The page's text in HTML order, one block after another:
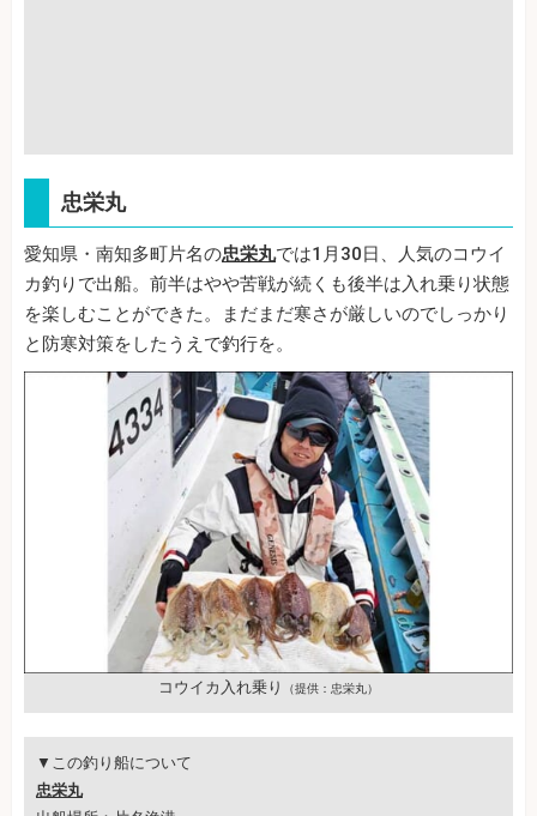
忠栄丸
愛知県・南知多町片名の忠栄丸では1月30日、人気のコウイ
カ釣りで出船。前半はやや苦戦が続くも後半は入れ乗り状態
を楽しむことができた。まだまだ寒さが厳しいのでしっかり
と防寒対策をしたうえで釣行を。
コウイカ入れ乗り （提供：忠栄丸）
▼この釣り船について
忠栄丸